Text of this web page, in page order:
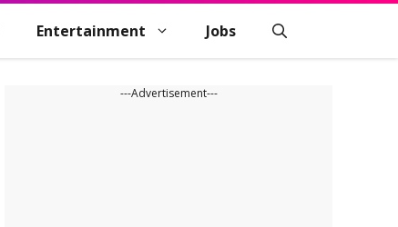
Entertainment Jobs
---Advertisement---